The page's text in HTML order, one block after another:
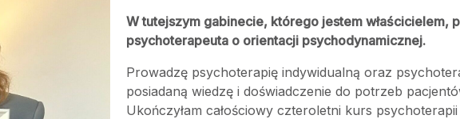
W tutejszym gabinecie, którego jestem właścicielem,
psychoterapeuta o orientacji psychodynamicznej.
Prowadzę psychoterapię indywidualną oraz
posiadaną wiedzę i doświadczenie do potrzeb
Ukończyłam całościowy czteroletni kurs